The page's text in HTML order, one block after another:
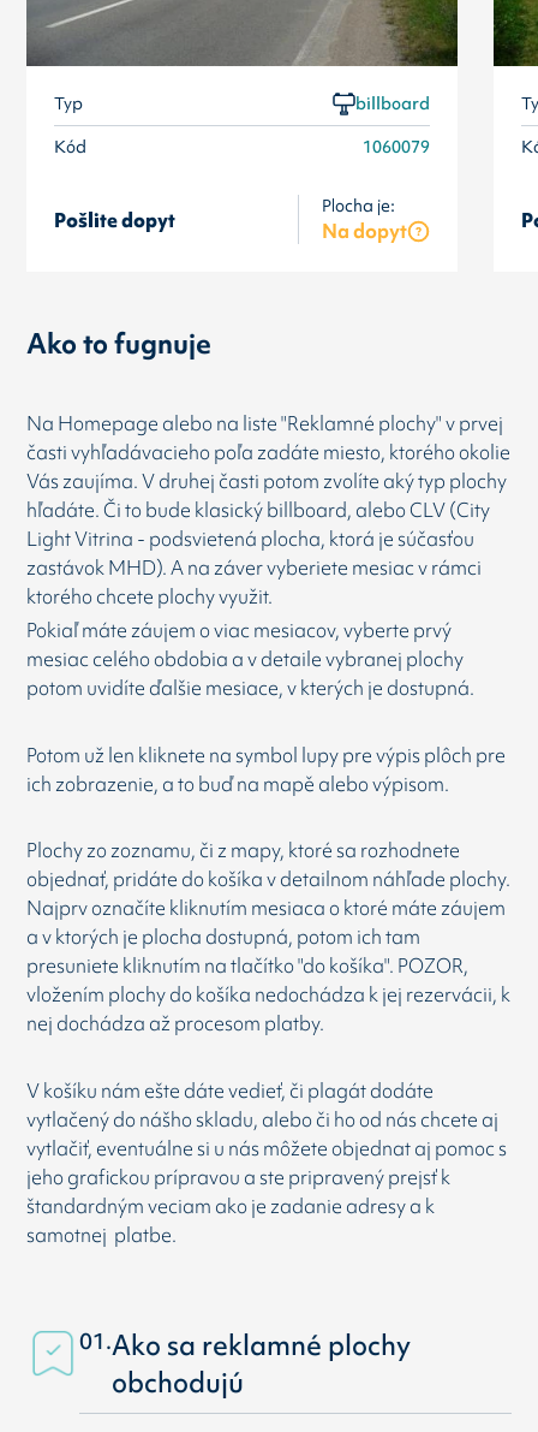
Typ
billboard
Kód
1060079
Pošlite dopyt
Plocha je:
Na dopyt
Ako to fugnuje
Na Homepage alebo na liste "Reklamné plochy" v prvej
časti vyhľadávacieho poľa zadáte miesto, ktorého okolie
Vás zaujíma. V druhej časti potom zvolíte aký typ plochy
hľadáte. Či to bude klasický billboard, alebo CLV (City
Light Vitrina - podsvietená plocha, ktorá je súčasťou
zastávok MHD). A na záver vyberiete mesiac v rámci
ktorého chcete plochy využit.
Pokiaľ máte záujem o viac mesiacov, vyberte prvý
mesiac celého obdobia a v detaile vybranej plochy
potom uvidíte ďalšie mesiace, v kterých je dostupná.
Potom už len kliknete na symbol lupy pre výpis plôch pre
ich zobrazenie, a to buď na mapě alebo výpisom.
Plochy zo zoznamu, či z mapy, ktoré sa rozhodnete
objednať, pridáte do košíka v detailnom náhľade plochy.
Najprv označíte kliknutím mesiaca o ktoré máte záujem
a v ktorých je plocha dostupná, potom ich tam
presuniete kliknutím na tlačítko "do košíka". POZOR,
vložením plochy do košíka nedochádza k jej rezervácii, k
nej dochádza až procesom platby.
V košíku nám ešte dáte vedieť, či plagát dodáte
vytlačený do nášho skladu, alebo či ho od nás chcete aj
vytlačiť, eventuálne si u nás môžete objednat aj pomoc s
jeho grafickou prípravou a ste pripravený prejsť k
štandardným veciam ako je zadanie adresy a k
samotnej platbe.
01.Ako sa reklamné plochy
obchodujú